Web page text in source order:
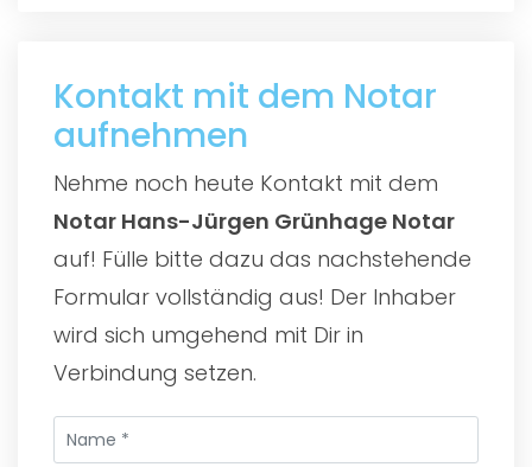
Kontakt mit dem Notar
aufnehmen
Nehme noch heute Kontakt mit dem
Notar Hans-Jürgen Grünhage Notar
auf! Fülle bitte dazu das nachstehende
Formular vollständig aus! Der Inhaber
wird sich umgehend mit Dir in
Verbindung setzen.